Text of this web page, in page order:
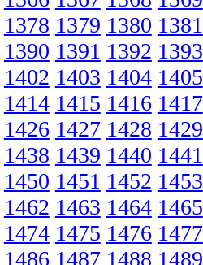
1378 1379 1380 1381
1390 1391 1392 1393
1402 1403 1404 1405
1414 1415 1416 1417
1426 1427 1428 1429
1438 1439 1440 1441
1450 1451 1452 1453
1462 1463 1464 1465
1474 1475 1476 1477
1486 1487 1488 1489